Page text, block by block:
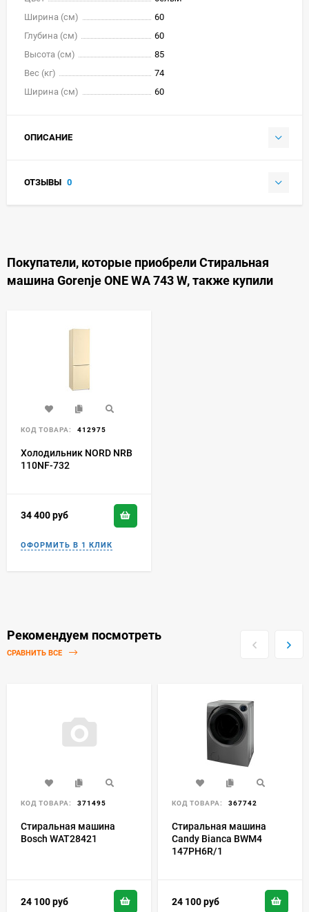
Ширина (см)
60
Глубина (см)
60
Высота (см)
85
Вес (кг)
74
Ширина (см)
60
ОПИСАНИЕ
ОТЗЫВЫ 0
Покупатели, которые приобрели Стиральная
машина Gorenje ONE WA 743 W, также купили
КОД ТОВАРА: 412975
Холодильник NORD NRB
110NF-732
34 400руб
Рекомендуем посмотреть
СРАВНИТЬ ВСЕ
КОД ТОВАРА: 371495
Стиральная машина
Bosch WAT28421
24 100руб
КОД ТОВАРА: 367742
Стиральная машина
Candy Bianca BWM4
147PH6R/1
24 100руб